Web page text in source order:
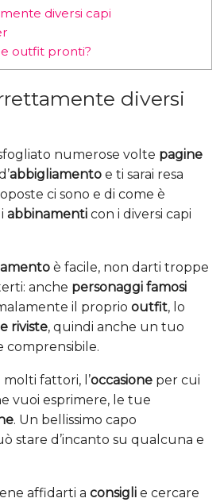
diversi capi
outfit pronti?
diversi
numerose volte pagine
abbigliamento e ti sarai resa
ci sono e di come è
abbinamenti con i diversi capi
è facile, non darti troppe
anche personaggi famosi
il proprio outfit, lo
riviste, quindi anche un tuo
comprensibile.
fattori, l’occasione per cui
vuoi esprimere, le tue
. Un bellissimo capo
stare d’incanto su qualcuna e
affidarti a consigli e cercare